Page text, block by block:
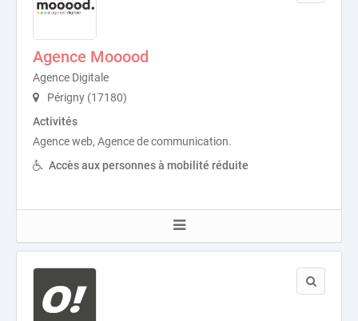
Agence Mooood
Agence Digitale
Périgny (17180)
Activités
Agence web, Agence de communication.
Accès aux personnes à mobilité réduite